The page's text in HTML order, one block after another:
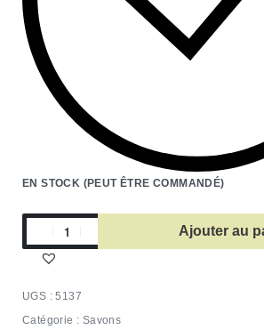
EN STOCK (PEUT ÊTRE COMMANDÉ)
Ajouter au
5137
Catégorie : Savons